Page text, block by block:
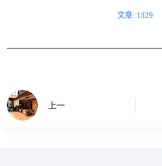
文章: 1329
上一